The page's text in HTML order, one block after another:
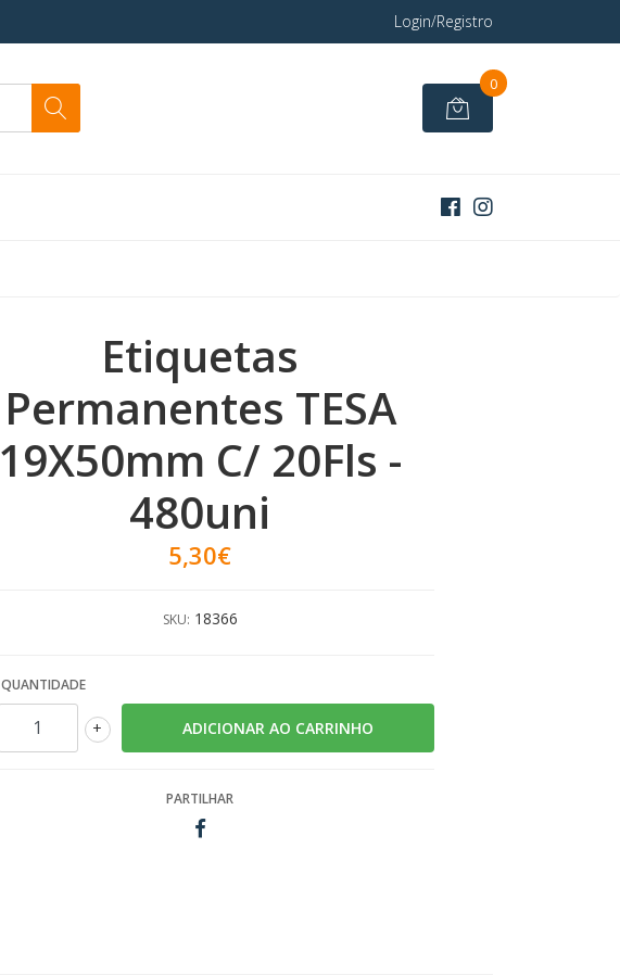
Login/Registro
0
Etiquetas
Permanentes TESA
19X50mm C/ 20Fls -
480uni
5,30€
SKU: 18366
QUANTIDADE
+
PARTILHAR